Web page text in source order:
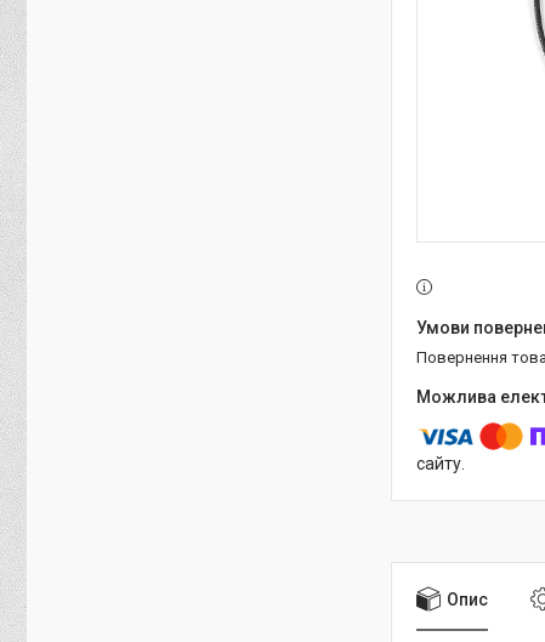
повернення
сайту.
Опис